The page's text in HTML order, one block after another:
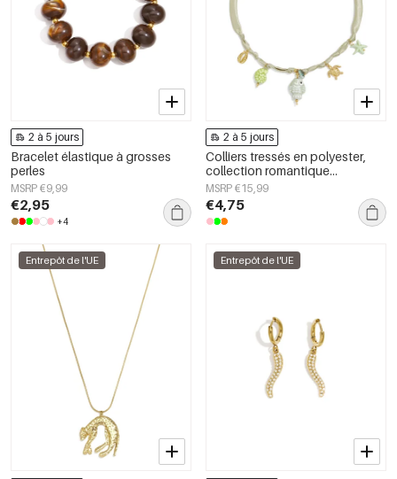
2 à 5 jours
Bracelet élastique à grosses
perles
MSRP €9,99
€2,95
+4
2 à 5 jours
Colliers tressés en polyester,
collection romantique
« Poisson, vacances, plage »,
bijoux pour femmes
MSRP €15,99
€4,75
Entrepôt de l'UE Entrepôt de l'UE